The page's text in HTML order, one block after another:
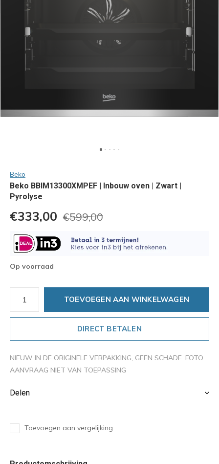
Beko
Beko BBIM13300XMPEF | Inbouw oven | Zwart |
Pyrolyse
€333,00 €599,00
Op voorraad
TOEVOEGEN AAN WINKELWAGEN
DIRECT BETALEN
NIEUW IN DE ORIGINELE VERPAKKING, GEEN SCHADE. FOTO
AANVRAAG NIET VAN TOEPASSING
Delen
Toevoegen aan vergelijking